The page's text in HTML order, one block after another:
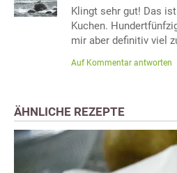
Klingt sehr gut! Das
Kuchen.
mir aber definitiv viel
Auf Kommentar antworten
ÄHNLICHE REZEPTE